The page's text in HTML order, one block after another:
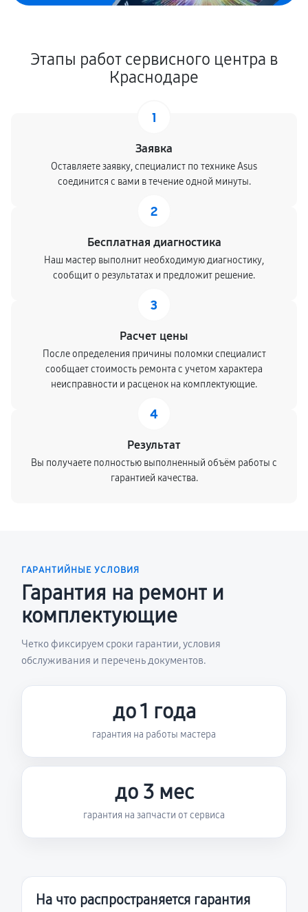
Этапы работ сервисного центра в
Краснодаре
1
Заявка
Оставляете заявку, специалист по технике Asus
соединится с вами в течение одной минуты.
2
Бесплатная диагностика
Наш мастер выполнит необходимую диагностику,
сообщит о результатах и предложит решение.
3
Расчет цены
После определения причины поломки специалист
сообщает стоимость ремонта с учетом характера
неисправности и расценок на комплектующие.
4
Результат
Вы получаете полностью выполненный объём работы с
гарантией качества.
ГАРАНТИЙНЫЕ УСЛОВИЯ
Гарантия на ремонт и
комплектующие
Четко фиксируем сроки гарантии, условия
обслуживания и перечень документов.
до 1 года
гарантия на работы мастера
до 3 мес
гарантия на запчасти от сервиса
На что распространяется гарантия